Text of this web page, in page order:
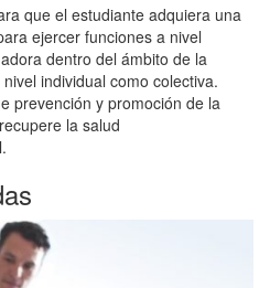
que el estudiante adquiera una
ejercer funciones a nivel
dentro del ámbito de la
individual como colectiva.
prevención y promoción de la
la salud